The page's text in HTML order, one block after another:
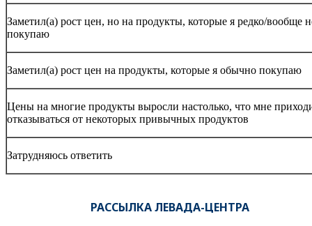
Заметил(а) рост цен, но на продукты, которые я редко/вообще
покупаю
Заметил(а) рост цен на продукты, которые я обычно покупаю
Цены на многие продукты выросли настолько, что мне
отказываться от некоторых привычных продуктов
Затрудняюсь ответить
РАССЫЛКА ЛЕВАДА-ЦЕНТРА